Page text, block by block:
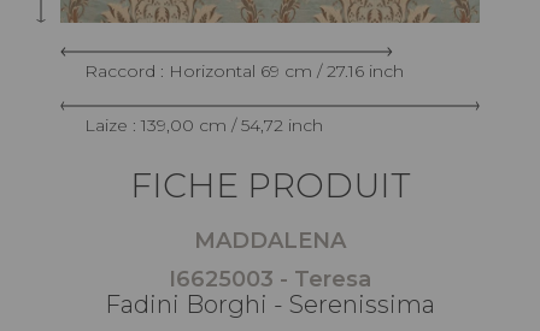
Raccord : Horizontal 69 cm / 27.16 inch
Laize : 139,00 cm / 54,72 inch
FICHE PRODUIT
MADDALENA
I6625003 - Teresa
Fadini Borghi - Serenissima